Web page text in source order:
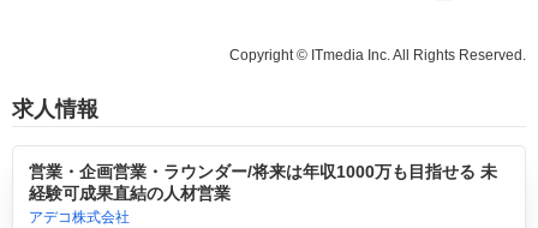
Copyright © ITmedia Inc. All Rights Reserved.
求人情報
営業・企画営業・ラウンダー/将来は年収1000万も目指せる 未
経験可成果直結の人材営業
アデコ株式会社